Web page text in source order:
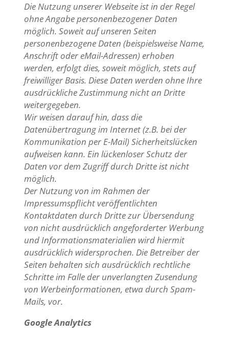
Die Nutzung unserer Webseite ist in der Regel
ohne Angabe personenbezogener Daten
möglich. Soweit auf unseren Seiten
personenbezogene Daten (beispielsweise Name,
Anschrift oder eMail-Adressen) erhoben
werden, erfolgt dies, soweit möglich, stets auf
freiwilliger Basis. Diese Daten werden ohne Ihre
ausdrückliche Zustimmung nicht an Dritte
weitergegeben.
Wir weisen darauf hin, dass die
Datenübertragung im Internet (z.B. bei der
Kommunikation per E-Mail) Sicherheitslücken
aufweisen kann. Ein lückenloser Schutz der
Daten vor dem Zugriff durch Dritte ist nicht
möglich.
Der Nutzung von im Rahmen der
Impressumspflicht veröffentlichten
Kontaktdaten durch Dritte zur Übersendung
von nicht ausdrücklich angeforderter Werbung
und Informationsmaterialien wird hiermit
ausdrücklich widersprochen. Die Betreiber der
Seiten behalten sich ausdrücklich rechtliche
Schritte im Falle der unverlangten Zusendung
von Werbeinformationen, etwa durch Spam-
Mails, vor.
Google Analytics